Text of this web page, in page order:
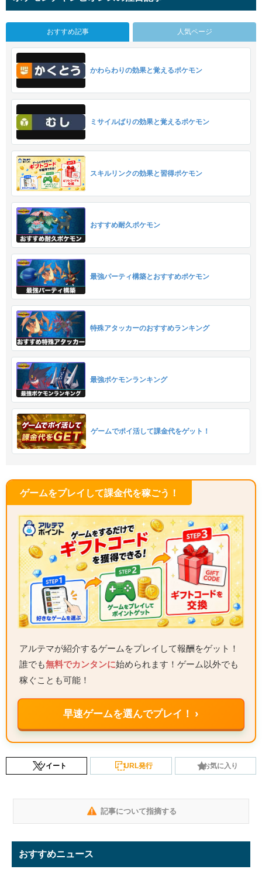
おすすめ記事 人気ページ
かわらわりの効果と覚えるポケモン
ミサイルばりの効果と覚えるポケモン
スキルリンクの効果と習得ポケモン
おすすめ耐久ポケモン
最強パーティ構築とおすすめポケモン
特殊アタッカーのおすすめランキング
最強ポケモンランキング
ゲームでポイ活して課金代をゲット！
ゲームをプレイして課金代を稼ごう！
アルテマが紹介するゲームをプレイして報酬をゲット！
誰でも無料でカンタンに始められます！ゲーム以外でも
稼ぐことも可能！
早速ゲームを選んでプレイ！ ›
ツイート URL発行 お気に入り
記事について指摘する
おすすめニュース